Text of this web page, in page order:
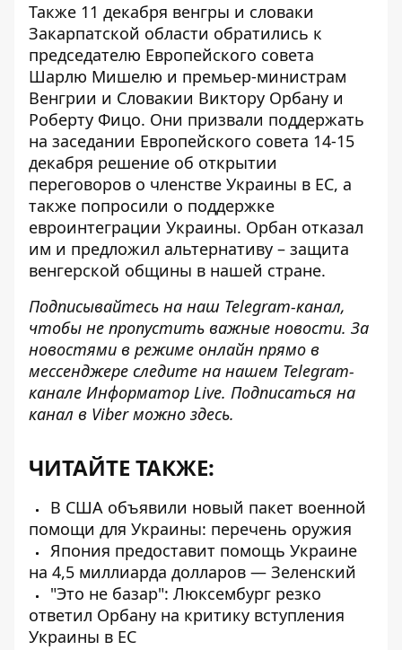
Также 11 декабря венгры и словаки
Закарпатской области обратились к
председателю Европейского совета
Шарлю Мишелю и премьер-министрам
Венгрии и Словакии Виктору Орбану и
Роберту Фицо. Они призвали поддержать
на заседании Европейского совета 14-15
декабря решение об открытии
переговоров о членстве Украины в ЕС, а
также попросили о поддержке
евроинтеграции Украины. Орбан отказал
им и предложил альтернативу – защита
венгерской общины в нашей стране.
Подписывайтесь на наш Telegram-канал,
чтобы не пропустить важные новости. За
новостями в режиме онлайн прямо в
мессенджере следите на нашем Telegram-
канале Информатор Live. Подписаться на
канал в Viber можно здесь.
ЧИТАЙТЕ ТАКЖЕ:
В США объявили новый пакет военной
помощи для Украины: перечень оружия
Япония предоставит помощь Украине
на 4,5 миллиарда долларов — Зеленский
"Это не базар": Люксембург резко
ответил Орбану на критику вступления
Украины в ЕС